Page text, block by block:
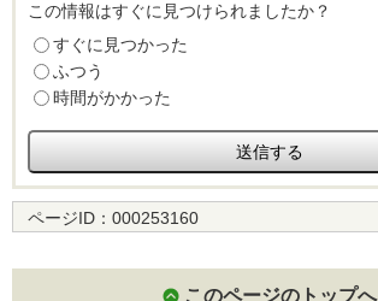
この情報はすぐに見つけられましたか？
すぐに見つかった
ふつう
時間がかかった
ページID： 000253160
このページのトップへ